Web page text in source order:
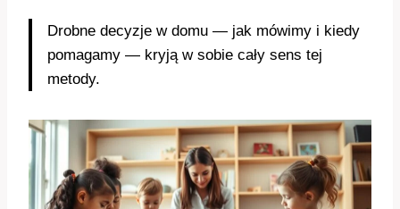
Drobne decyzje w domu — jak mówimy i kiedy
pomagamy — kryją w sobie cały sens tej
metody.